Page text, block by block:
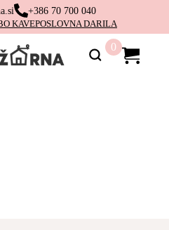
+386 70 700 040
KAVEPOSLOVNA DARILA
0